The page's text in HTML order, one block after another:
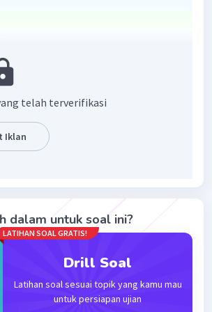
terlebih dahulu kemudian
dilakukan dengan menentukan
penyebutnya adalah 56 sehingga
telah terverifikasi
Iklan
dalam untuk soal ini?
LATIHAN SOAL GRATIS!
Drill Soal
Latihan soal sesuai topik yang kamu mau
untuk persiapan ujian